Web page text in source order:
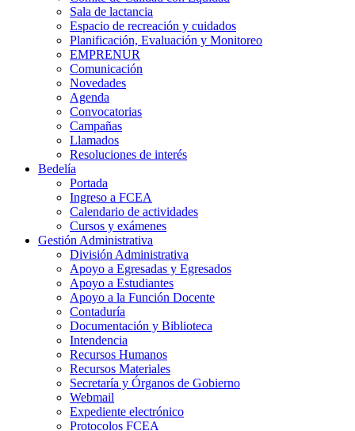
Sala de lactancia
Espacio de recreación y cuidados
Planificación, Evaluación y Monitoreo
EMPRENUR
Comunicación
Novedades
Agenda
Convocatorias
Campañas
Llamados
Resoluciones de interés
Bedelía
Portada
Ingreso a FCEA
Calendario de actividades
Cursos y exámenes
Gestión Administrativa
División Administrativa
Apoyo a Egresadas y Egresados
Apoyo a Estudiantes
Apoyo a la Función Docente
Contaduría
Documentación y Biblioteca
Intendencia
Recursos Humanos
Recursos Materiales
Secretaría y Órganos de Gobierno
Webmail
Expediente electrónico
Protocolos FCEA